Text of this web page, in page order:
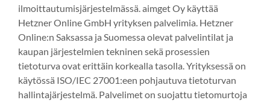
ilmoittautumisjärjestelmässä. aimget Oy käyttää
Hetzner Online GmbH yrityksen palvelimia. Hetzner
Online:n Saksassa ja Suomessa olevat palvelintilat ja
kaupan järjestelmien tekninen sekä prosessien
tietoturva ovat erittäin korkealla tasolla. Yrityksessä on
käytössä ISO/IEC 27001:een pohjautuva tietoturvan
hallintajärjestelmä. Palvelimet on suojattu tietomurtoja